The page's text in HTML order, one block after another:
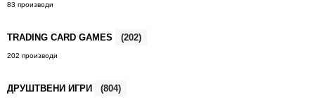
83 производи
TRADING CARD GAMES (202)
202 производи
ДРУШТВЕНИ ИГРИ (804)